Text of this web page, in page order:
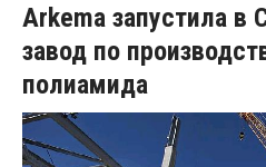
Arkema запустила в
завод по
полиамида